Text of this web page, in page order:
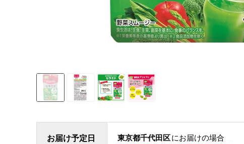
お届け予定日 東京都千代田区にお届けの場合